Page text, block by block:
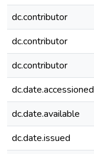
dc.contributor
dc.contributor
dc.contributor
dc.date.accessioned
dc.date.available
dc.date.issued